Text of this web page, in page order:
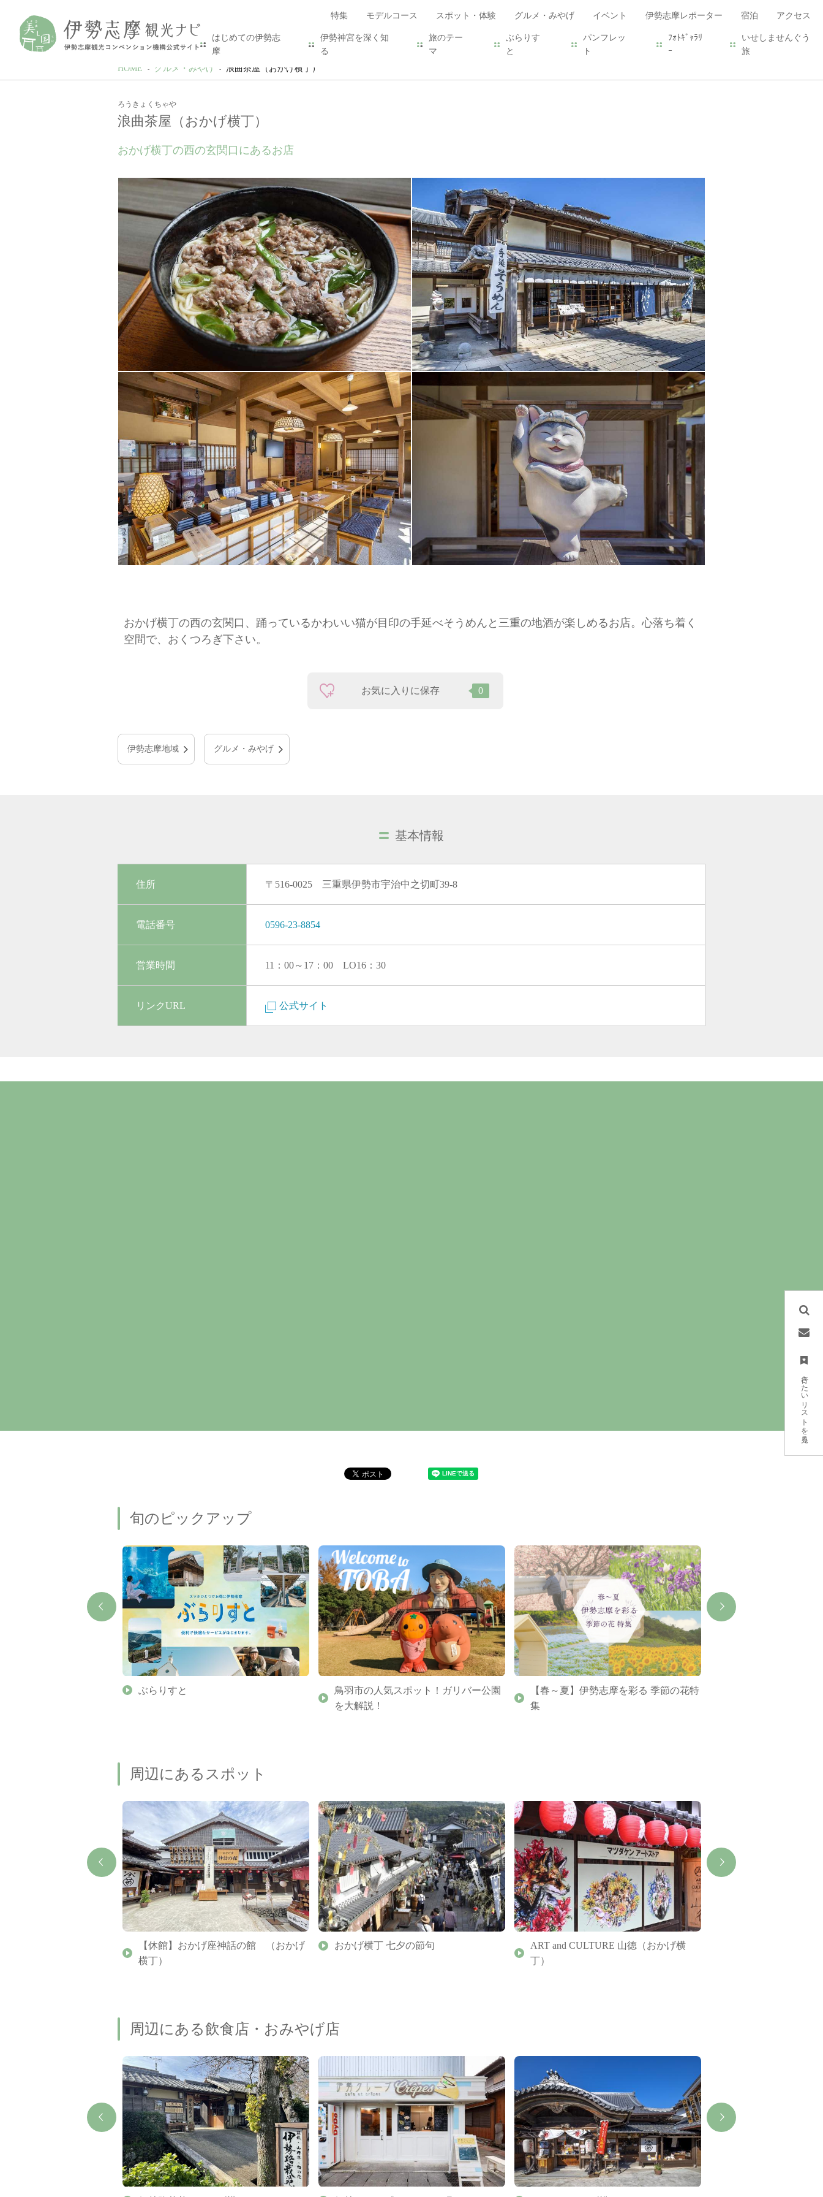
特集 モデルコース スポット・体験 グルメ・みやげ イベント 伊勢志摩レポーター 宿泊 アクセス
はじめての伊勢志
摩
伊勢神宮を深く知
る
旅のテー
マ
ぶらりす
と
パンフレッ
ト
ﾌｫﾄｷﾞｬﾗﾘ
ｰ
いせしませんぐう
旅
行きたいリストを見る
HOME グルメ・みやげ 浪曲茶屋（おかげ横丁）
ろうきょくちゃや
浪曲茶屋（おかげ横丁）
おかげ横丁の西の玄関口にあるお店
おかげ横丁の西の玄関口、踊っているかわいい猫が目印の手延べそうめんと三重の地酒が楽しめるお店。心落ち着く
空間で、おくつろぎ下さい。
お気に入りに保存 0
伊勢志摩地域 グルメ・みやげ
基本情報
住所 〒516-0025 三重県伊勢市宇治中之切町39-8
電話番号 0596-23-8854
営業時間 11：00～17：00 LO16：30
リンクURL 公式サイト
旬のピックアップ
ぶらりすと
鳥羽市の人気スポット！ガリバー公園
を大解説！
【春～夏】伊勢志摩を彩る 季節の花特
集
周辺にあるスポット
【休館】おかげ座神話の館 （おかげ
横丁）
おかげ横丁 七夕の節句
ART and CULTURE 山徳（おかげ横
丁）
周辺にある飲食店・おみやげ店